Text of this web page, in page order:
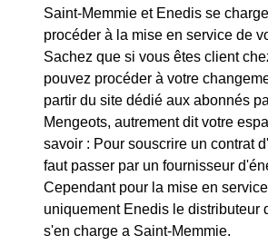
Saint-Memmie et Enedis se
procéder à la mise en service de
Sachez que si vous êtes client
pouvez procéder à votre
partir du site dédié aux abonnés
Mengeots, autrement dit votre
savoir : Pour souscrire un contrat
faut passer par un fournisseur
Cependant pour la mise en
uniquement Enedis le distributeur
s'en charge a Saint-Memmie.